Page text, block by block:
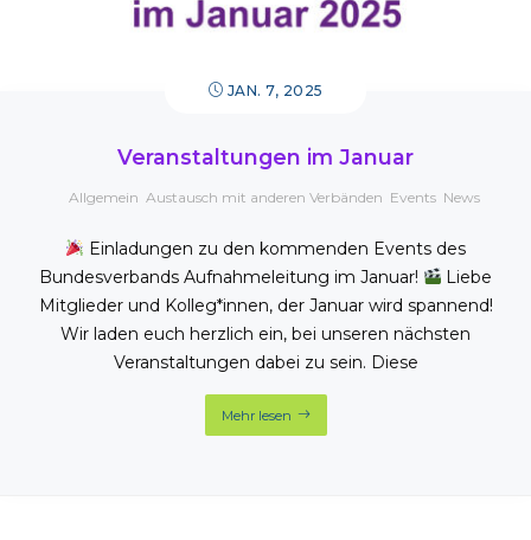
JAN. 7, 2025
Veranstaltungen im Januar
Allgemein Austausch mit anderen Verbänden Events, News
Einladungen zu den kommenden Events des
Bundesverbands Aufnahmeleitung im Januar!
Liebe
Mitglieder und Kolleg*innen, der Januar wird spannend!
Wir laden euch herzlich ein, bei unseren nächsten
Veranstaltungen dabei zu sein. Diese
Mehr lesen